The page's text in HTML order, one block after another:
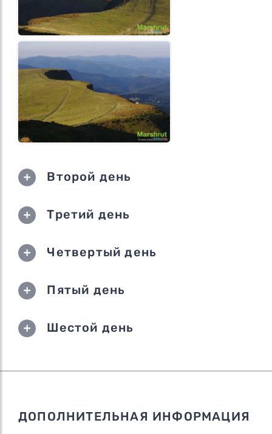
Второй день
Третий день
Четвертый день
Пятый день
Шестой день
ДОПОЛНИТЕЛЬНАЯ ИНФОРМАЦИЯ